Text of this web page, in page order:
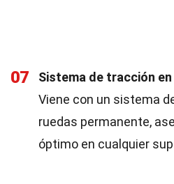
07 Sistema de tracción
Viene con un sistema
ruedas permanente,
óptimo en cualquier